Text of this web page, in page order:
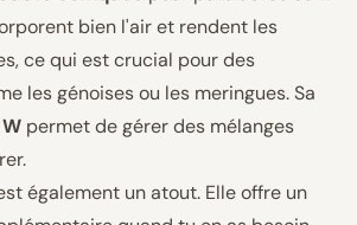
bien l'air et rendent les
ce qui est crucial pour des
les génoises ou les meringues. Sa
permet de gérer des mélanges
également un atout. Elle offre un